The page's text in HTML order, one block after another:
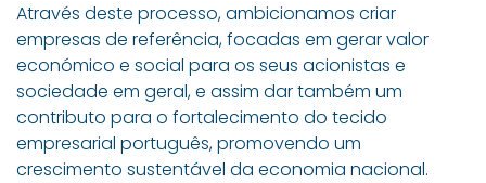
Através deste processo, ambicionamos criar
empresas de referência, focadas em gerar valor
económico e social para os seus acionistas e
sociedade em geral, e assim dar também um
contributo para o fortalecimento do tecido
empresarial português, promovendo um
crescimento sustentável da economia nacional.